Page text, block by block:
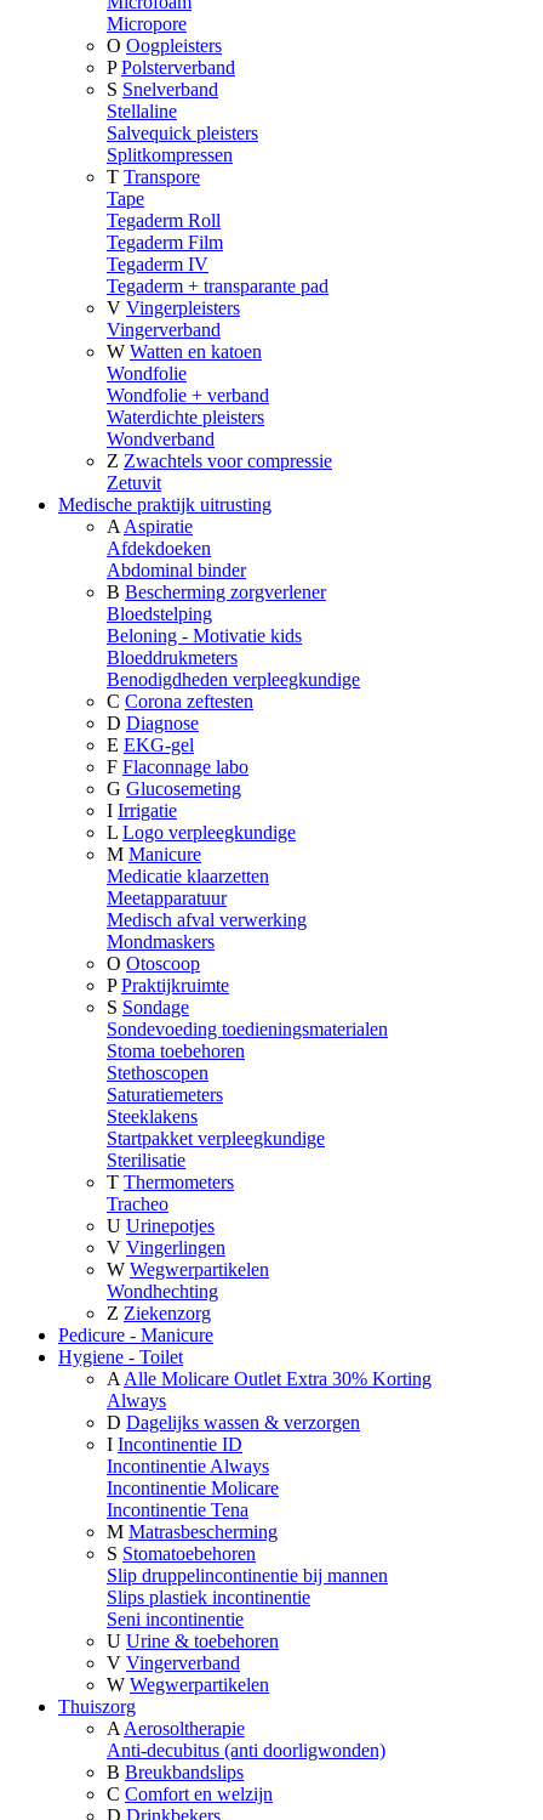
Micropore
O Oogpleisters
P Polsterverband
S Snelverband
Stellaline
Salvequick pleisters
Splitkompressen
T Transpore
Tape
Tegaderm Roll
Tegaderm Film
Tegaderm IV
Tegaderm + transparante pad
V Vingerpleisters
Vingerverband
W Watten en katoen
Wondfolie
Wondfolie + verband
Waterdichte pleisters
Wondverband
Z Zwachtels voor compressie
Zetuvit
Medische praktijk uitrusting
A Aspiratie
Afdekdoeken
Abdominal binder
B Bescherming zorgverlener
Bloedstelping
Beloning - Motivatie kids
Bloeddrukmeters
Benodigdheden verpleegkundige
C Corona zeftesten
D Diagnose
E EKG-gel
F Flaconnage labo
G Glucosemeting
I Irrigatie
L Logo verpleegkundige
M Manicure
Medicatie klaarzetten
Meetapparatuur
Medisch afval verwerking
Mondmaskers
O Otoscoop
P Praktijkruimte
S Sondage
Sondevoeding toedieningsmaterialen
Stoma toebehoren
Stethoscopen
Saturatiemeters
Steeklakens
Startpakket verpleegkundige
Sterilisatie
T Thermometers
Tracheo
U Urinepotjes
V Vingerlingen
W Wegwerpartikelen
Wondhechting
Z Ziekenzorg
Pedicure - Manicure
Hygiene - Toilet
A Alle Molicare Outlet Extra 30% Korting
Always
D Dagelijks wassen & verzorgen
I Incontinentie ID
Incontinentie Always
Incontinentie Molicare
Incontinentie Tena
M Matrasbescherming
S Stomatoebehoren
Slip druppelincontinentie bij mannen
Slips plastiek incontinentie
Seni incontinentie
U Urine & toebehoren
V Vingerverband
W Wegwerpartikelen
Thuiszorg
A Aerosoltherapie
Anti-decubitus (anti doorligwonden)
B Breukbandslips
C Comfort en welzijn